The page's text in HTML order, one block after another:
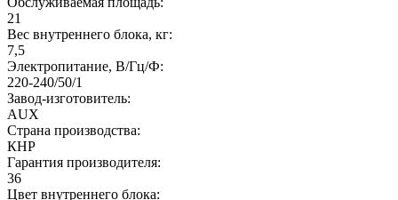
21
Вес внутреннего блока, кг:
7,5
Электропитание, В/Гц/Ф:
220-240/50/1
Завод-изготовитель:
AUX
Страна производства:
КНР
Гарантия производителя:
36
Цвет внутреннего блока: